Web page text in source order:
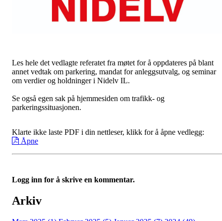
Les hele det vedlagte referatet fra møtet for å oppdateres på blant
annet vedtak om parkering, mandat for anleggsutvalg, og seminar
om verdier og holdninger i Nidelv IL.
Se også egen sak på hjemmesiden om trafikk- og
parkeringssituasjonen.
Klarte ikke laste PDF i din nettleser, klikk for å åpne vedlegg:
Åpne
Logg inn for å skrive en kommentar.
Arkiv